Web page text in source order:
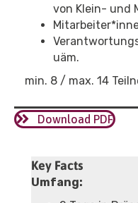
von Klein- und
uäm.
min. 8 / max. 14
Download PDF
Key Facts
Umfang: